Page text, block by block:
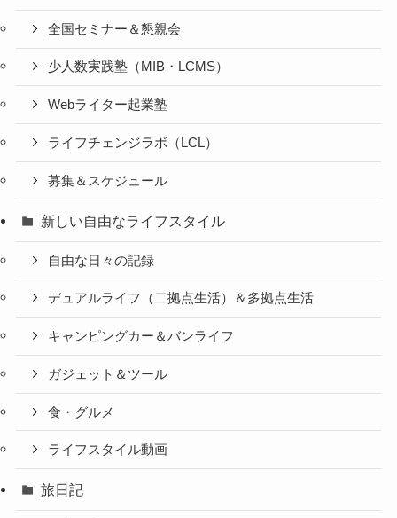
全国セミナー＆懇親会
少人数実践塾（MIB・LCMS）
Webライター起業塾
ライフチェンジラボ（LCL）
募集＆スケジュール
新しい自由なライフスタイル
自由な日々の記録
デュアルライフ（二拠点生活）＆多拠点生活
キャンピングカー＆バンライフ
ガジェット＆ツール
食・グルメ
ライフスタイル動画
旅日記